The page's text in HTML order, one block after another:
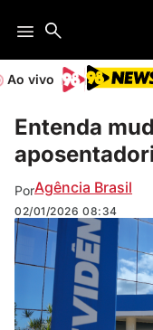
Ao vivo
Entenda
PorAgência Brasil
02/01/2026 08:34